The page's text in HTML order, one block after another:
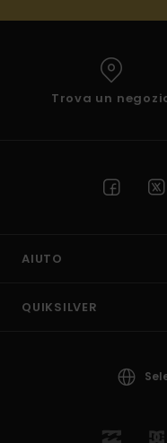
Trova un
AIUTO
QUIKSILVER